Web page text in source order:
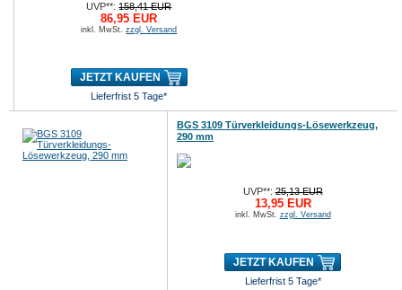
UVP**:158,41 EUR
86,95 EUR
inkl. MwSt.zzgl. Versand
JETZT KAUFEN
Lieferfrist 5 Tage*
BGS 3109 Türverkleidungs-Lösewerkzeug,
290 mm
UVP**:25,13 EUR
13,95 EUR
inkl. MwSt. zzgl. Versand
JETZT KAUFEN
Lieferfrist 5 Tage*